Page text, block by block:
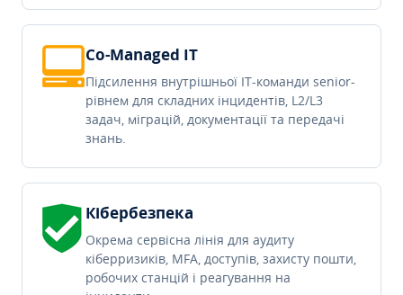
Co-Managed IT
Підсилення внутрішньої IT-команди senior-
рівнем для складних інцидентів, L2/L3
задач, міграцій, документації та передачі
знань.
Кібербезпека
Окрема сервісна лінія для аудиту
кіберризиків, MFA, доступів, захисту пошти,
робочих станцій і реагування на